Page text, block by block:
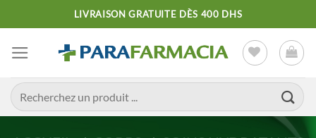
au
contenu
LIVRAISON GRATUITE DÈS 400 DHS
Recherche
pour :